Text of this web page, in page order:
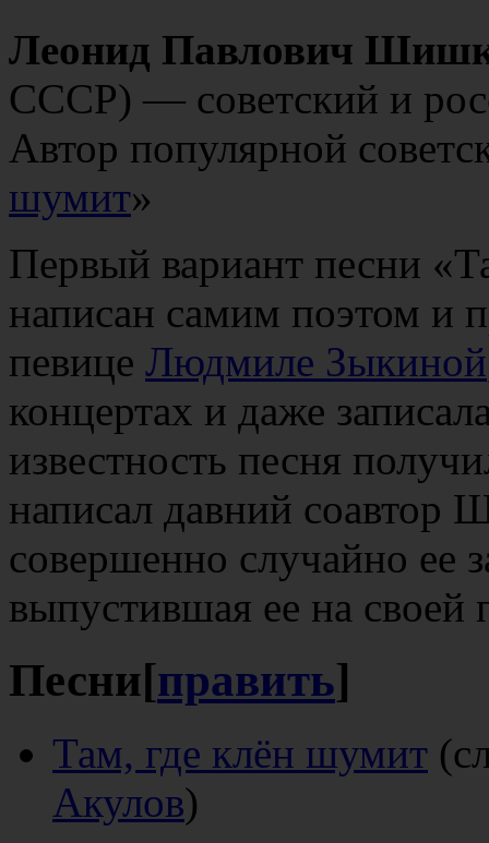
Леонид Павлович
СССР) — советский и
Автор популярной
шумит»
Первый вариант песни
написан самим поэтом и
певице Людмиле Зыкиной
концертах и даже
известность песня
написал давний
совершенно случайно ее
выпустившая ее на своей
Песни[править]
Там, где клён шумит
Акулов)